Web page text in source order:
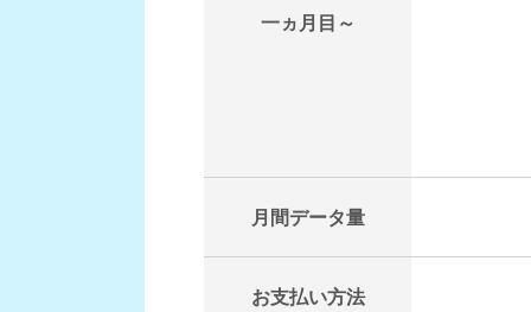
一ヵ月目～
月間データ量
お支払い方法